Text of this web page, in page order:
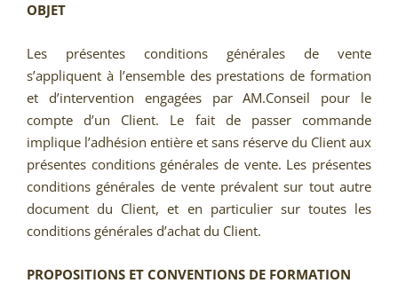
OBJET
Les présentes conditions générales de vente
s’appliquent à l’ensemble des prestations de formation
et d’intervention engagées par AM.Conseil pour le
compte d’un Client. Le fait de passer commande
implique l’adhésion entière et sans réserve du Client aux
présentes conditions générales de vente. Les présentes
conditions générales de vente prévalent sur tout autre
document du Client, et en particulier sur toutes les
conditions générales d’achat du Client.
PROPOSITIONS ET CONVENTIONS DE FORMATION